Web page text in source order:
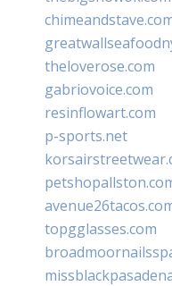
theloverose.com
gabriovoice.com
resinflowart.com
p-sports.net
topgglasses.com